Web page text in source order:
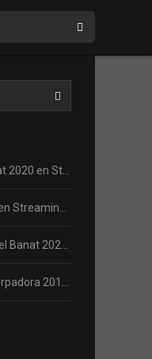
Streaming HD Gratuit !
HD Gratuit !
Streaming HD Gratuit !
en Streaming HD Gratuit !